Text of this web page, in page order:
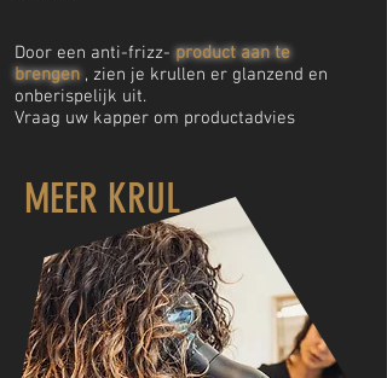
Door een anti-frizz-product aan te
brengen , zien je krullen er glanzend en
onberispelijk uit.
Vraag uw kapper om productadvies
MEER KRUL